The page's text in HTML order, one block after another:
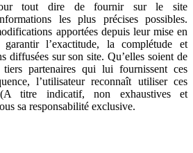
tout dire de fournir sur le site
les plus précises possibles.
apportées depuis leur mise en
l’exactitude, la complétude et
diffusées sur son site. Qu’elles soient de
partenaires qui lui fournissent ces
l’utilisateur reconnaît utiliser ces
(A titre indicatif, non exhaustives et
sa responsabilité exclusive.